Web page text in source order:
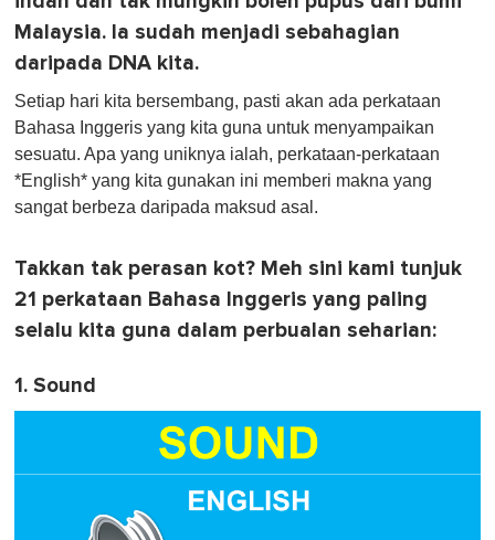
Malaysia. Ia sudah menjadi sebahagian
daripada DNA kita.
Setiap hari kita bersembang, pasti akan ada perkataan
Bahasa Inggeris yang kita guna untuk menyampaikan
sesuatu. Apa yang uniknya ialah, perkataan-perkataan
*English* yang kita gunakan ini memberi makna yang
sangat berbeza daripada maksud asal.
Takkan tak perasan kot? Meh sini kami tunjuk
21 perkataan Bahasa Inggeris yang paling
selalu kita guna dalam perbualan seharian:
1. Sound